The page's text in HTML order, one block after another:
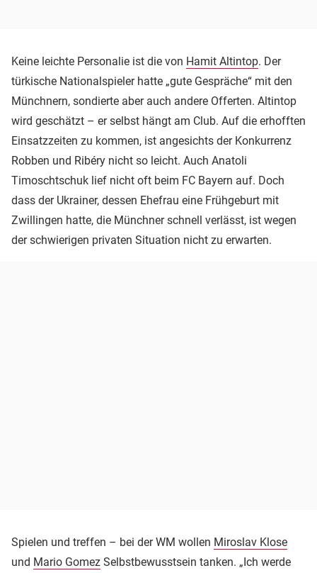
Keine leichte Personalie ist die von Hamit Altintop. Der
türkische Nationalspieler hatte „gute Gespräche“ mit den
Münchnern, sondierte aber auch andere Offerten. Altintop
wird geschätzt – er selbst hängt am Club. Auf die erhofften
Einsatzzeiten zu kommen, ist angesichts der Konkurrenz
Robben und Ribéry nicht so leicht. Auch Anatoli
Timoschtschuk lief nicht oft beim FC Bayern auf. Doch
dass der Ukrainer, dessen Ehefrau eine Frühgeburt mit
Zwillingen hatte, die Münchner schnell verlässt, ist wegen
der schwierigen privaten Situation nicht zu erwarten.
Spielen und treffen – bei der WM wollen Miroslav Klose
und Mario Gomez Selbstbewusstsein tanken. „Ich werde